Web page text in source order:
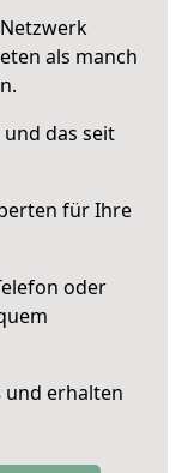
als manch
das seit
für Ihre
oder
und erhalten